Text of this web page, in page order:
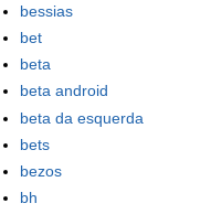
bessias
bet
beta
beta android
beta da esquerda
bets
bezos
bh